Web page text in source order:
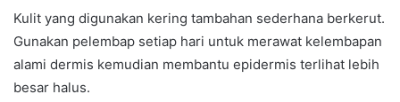
Kulit yang digunakan kering tambahan sederhana berkerut.
Gunakan pelembap setiap hari untuk merawat kelembapan
alami dermis kemudian membantu epidermis terlihat lebih
besar halus.